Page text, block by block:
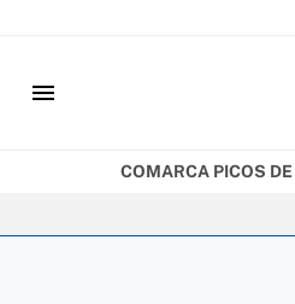
menu
COMARCA PICOS DE